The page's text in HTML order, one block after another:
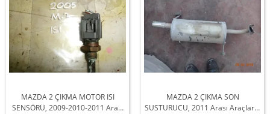
MAZDA 2 ÇIKMA MOTOR ISI
SENSÖRÜ, 2009-2010-2011 Arası
MAZDA 2 ÇIKMA SON
SUSTURUCU, 2011 Arası Araçlarla